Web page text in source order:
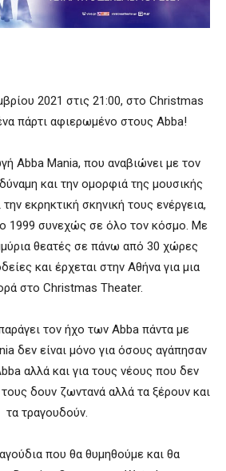
2021 στις 21:00, στο Christmas
πάρτι αφιερωμένο στους Abba!
Abba Mania, που αναβιώνει με τον
και την ομορφιά της μουσικής
εκρηκτική σκηνική τους ενέργεια,
1999 συνεχώς σε όλο τον κόσμο. Με
θεατές σε πάνω από 30 χώρες
και έρχεται στην Αθήνα για μια
στο Christmas Theater.
τον ήχο των Abba πάντα με
δεν είναι μόνο για όσους αγάπησαν
αλλά και για τους νέους που δεν
τους δουν ζωντανά αλλά τα ξέρουν και
τα τραγουδούν.
που θα θυμηθούμε και θα